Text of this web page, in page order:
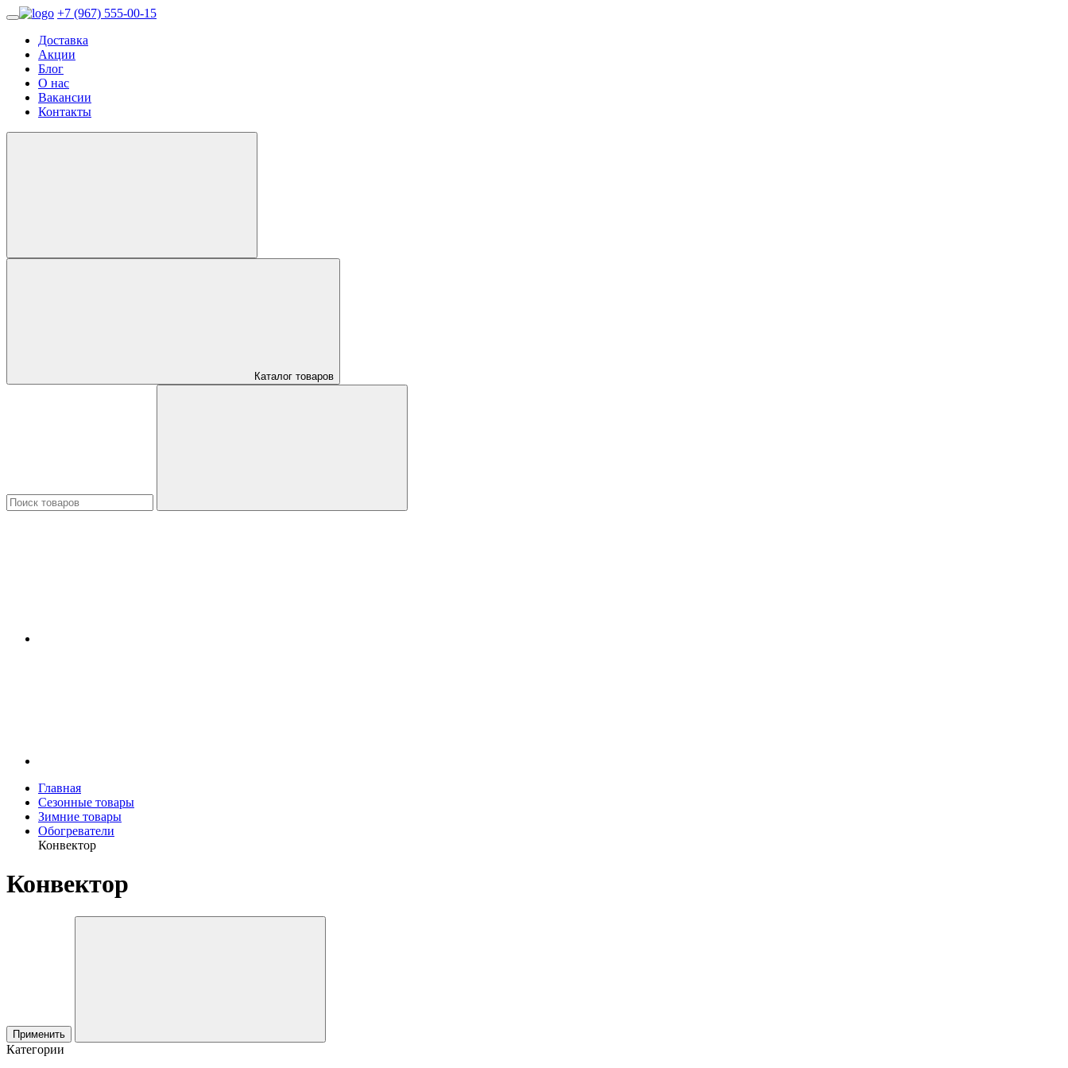
+7 (967) 555-00-15
Доставка
Акции
Блог
О нас
Вакансии
Контакты
Каталог товаров
Главная
Сезонные товары
Зимние товары
Обогреватели
Конвектор
Конвектор
Применить
Категории